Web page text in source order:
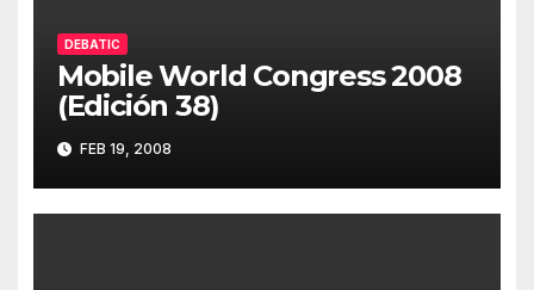
DEBATIC
Mobile World Congress 2008
(Edición 38)
FEB 19, 2008